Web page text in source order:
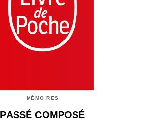
MÉMOIRES
PASSÉ COMPOSÉ